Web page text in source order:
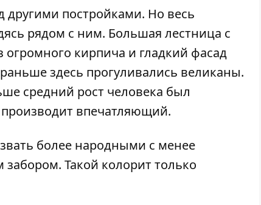
другими постройками. Но весь
рядом с ним. Большая лестница с
кирпича и гладкий фасад
здесь прогуливались великаны.
средний рост человека был
впечатляющий.
более народными с менее
Такой колорит только